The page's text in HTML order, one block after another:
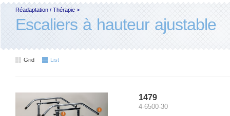
Réadaptation / Thérapie >
Escaliers à hauteur ajustable
Grid List
1479
4-6500-30